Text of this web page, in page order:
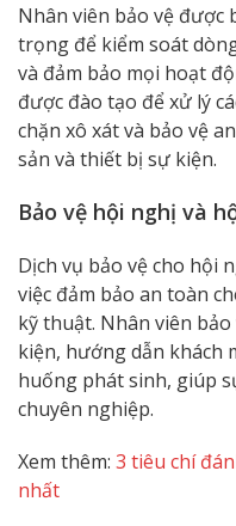
Nhân viên bảo vệ được
trọng để kiểm soát
và đảm bảo mọi hoạt
được đào tạo để xử lý
chặn xô xát và bảo vệ
sản và thiết bị sự kiện.
Bảo vệ hội nghị và
Dịch vụ bảo vệ cho hội
việc đảm bảo an toàn
kỹ thuật. Nhân viên
kiện, hướng dẫn khách
huống phát sinh, giúp
chuyên nghiệp.
Xem thêm: 3 tiêu chí
nhất